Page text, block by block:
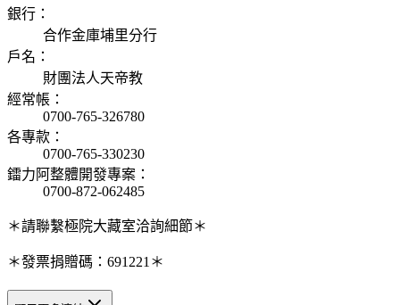
銀行 ：
合作金庫埔里分行
戶名 ：
財團法人天帝教
經常帳 ：
0700-765-326780
各專款 ：
0700-765-330230
鐳力阿整體開發專案 ：
0700-872-062485
＊請聯繫極院大藏室洽詢細節＊
＊發票捐贈碼：691221＊